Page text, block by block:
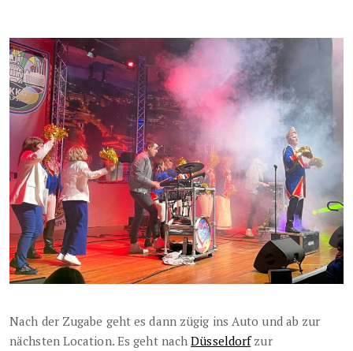
Nach der Zugabe geht es dann zügig ins Auto und ab zur
nächsten Location. Es geht nachDüsseldorfzur